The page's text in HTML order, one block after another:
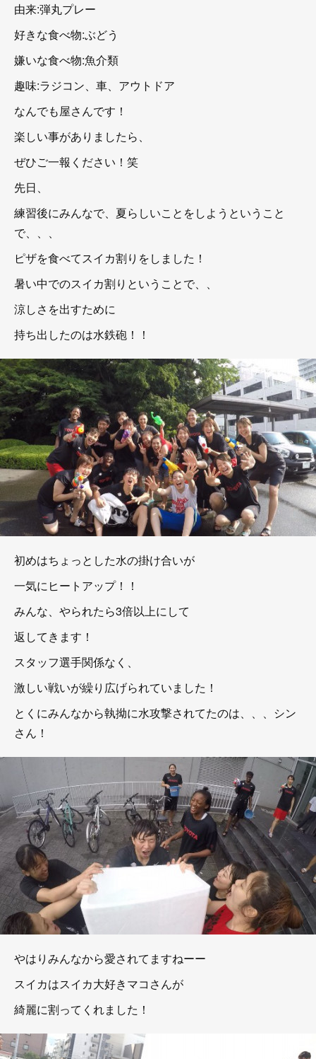
由来:弾丸プレー
好きな食べ物:ぶどう
嫌いな食べ物:魚介類
趣味:ラジコン、車、アウトドア
なんでも屋さんです！
楽しい事がありましたら、
ぜひご一報ください！笑
先日、
練習後にみんなで、夏らしいことをしようということ
で、、、
ピザを食べてスイカ割りをしました！
暑い中でのスイカ割りということで、、
涼しさを出すために
持ち出したのは水鉄砲！！
初めはちょっとした水の掛け合いが
一気にヒートアップ！！
みんな、やられたら3倍以上にして
返してきます！
スタッフ選手関係なく、
激しい戦いが繰り広げられていました！
とくにみんなから執拗に水攻撃されてたのは、、、シン
さん！
やはりみんなから愛されてますねーー
スイカはスイカ大好きマコさんが
綺麗に割ってくれました！